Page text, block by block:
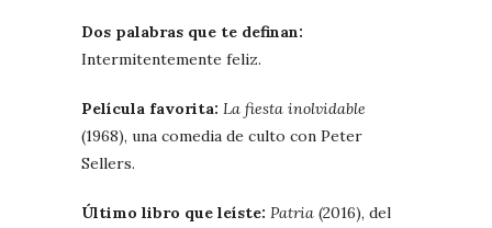
Dos palabras que te definan:
Intermitentemente feliz.
Película favorita: La fiesta inolvidable
(1968), una comedia de culto con Peter
Sellers.
Último libro que leíste: Patria (2016), del